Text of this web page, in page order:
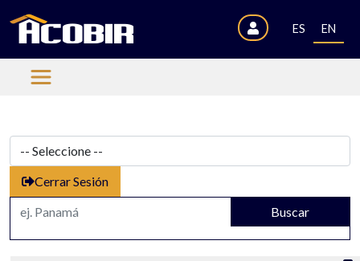
ES EN
Cerrar Sesión
Buscar